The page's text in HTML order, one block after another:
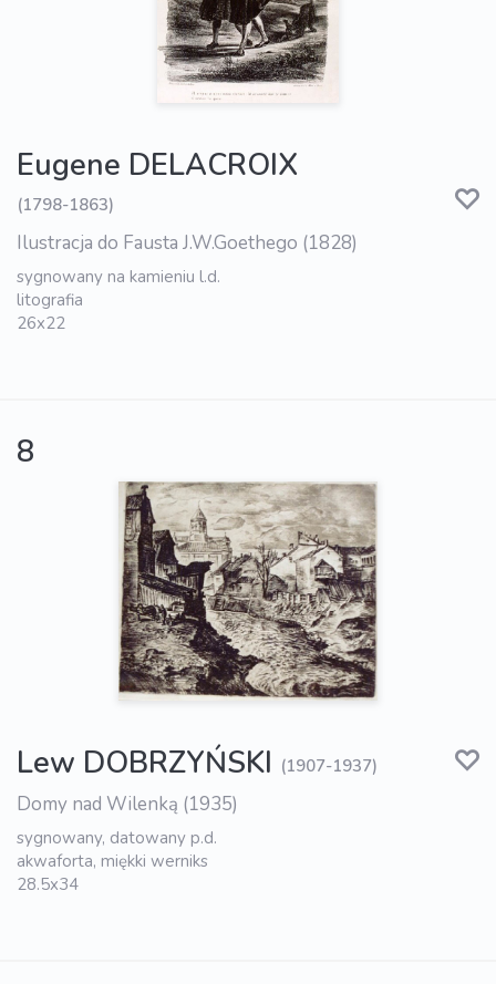
Eugene DELACROIX
(1798-1863)
Ilustracja do Fausta J.W.Goethego (1828)
sygnowany na kamieniu l.d.
litografia
26x22
8
Lew DOBRZYŃSKI (1907-1937)
Domy nad Wilenką (1935)
sygnowany, datowany p.d.
akwaforta, miękki werniks
28.5x34